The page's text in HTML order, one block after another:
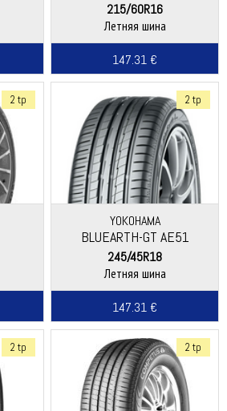
215/60R16
Летняя шина
147.31 €
2 tp 2 tp
YOKOHAMA
BLUEARTH-GT AE51
245/45R18
Летняя шина
147.31 €
2 tp 2 tp